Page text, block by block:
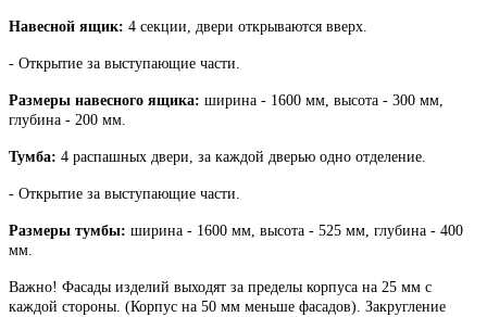
Навесной ящик: 4 секции, двери открываются вверх.
- Открытие за выступающие части.
Размеры навесного ящика: ширина - 1600 мм, высота - 300 мм,
глубина - 200 мм.
Тумба: 4 распашных двери, за каждой дверью одно отделение.
- Открытие за выступающие части.
Размеры тумбы: ширина - 1600 мм, высота - 525 мм, глубина - 400
мм.
Важно! Фасады изделий выходят за пределы корпуса на 25 мм с
каждой стороны. (Корпус на 50 мм меньше фасадов). Закругление